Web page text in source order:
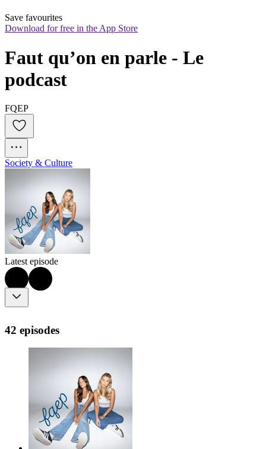
Save favourites
Download for free in the App Store
Faut qu’on en parle - Le
podcast
FQEP
Society & Culture
Latest episode
42 episodes